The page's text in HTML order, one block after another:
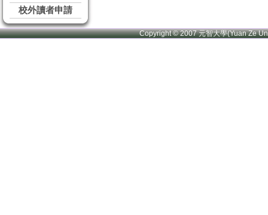
校外讀者申請
Copyright © 2007 元智大學(Yuan Ze